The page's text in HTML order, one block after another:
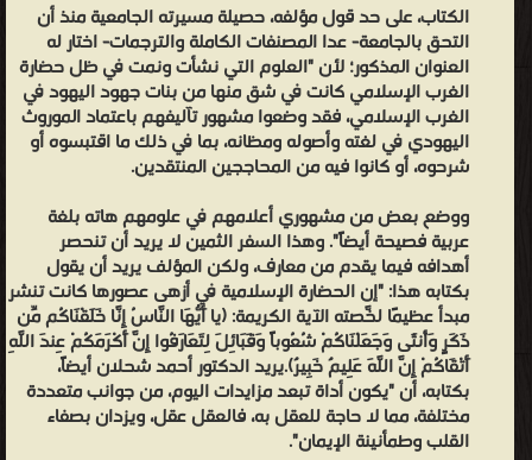
الكتاب، على حد قول مؤلفه، حصيلة مسيرته الجامعية منذ أن
التحق بالجامعة- عدا المصنفات الكاملة والترجمات- اختار له
العنوان المذكور؛ لأن "العلوم التي نشأت ونمت في ظل حضارة
الغرب الإسلامي كانت في شق منها من بنات جهود اليهود في
الغرب الإسلامي، فقد وضعوا مشهور تآليفهم باعتماد الموروث
اليهودي في لغته وأصوله ومظانه، بما في ذلك ما اقتبسوه أو
شرحوه، أو كانوا فيه من المحاججين المنتقدين.
ووضع بعض من مشهوري أعلامهم في علومهم هاته بلغة
عربية فصيحة أيضاً". وهذا السفر الثمين لا يريد أن تنحصر
أهدافه فيما يقدم من معارف، ولكن المؤلف يريد أن يقول
بكتابه هذا: "إن الحضارة الإسلامية في أزهى عصورها كانت تنشر
مبدأ عظيمًا لخّصته الآية الكريمة: (يَا أَيُّهَا النَّاسُ إِنَّا خَلَقْنَاكُم مِّن
ذَكَرٍ وَأُنثَى وَجَعَلْنَاكُمْ شُعُوباً وَقَبَائِلَ لِتَعَارَفُوا إِنَّ أَكْرَمَكُمْ عِندَ اللَّهِ
أَتْقَاكُمْ إِنَّ اللَّهَ عَلِيمٌ خَبِيرٌ).يريد الدكتور أحمد شحلان أيضاً،
بكتابه، أن "يكون أداة تبعد مزايدات اليوم، من جوانب متعددة
مختلفة، مما لا حاجة للعقل به، فالعقل عقل، ويزدان بصفاء
القلب وطمأنينة الإيمان".